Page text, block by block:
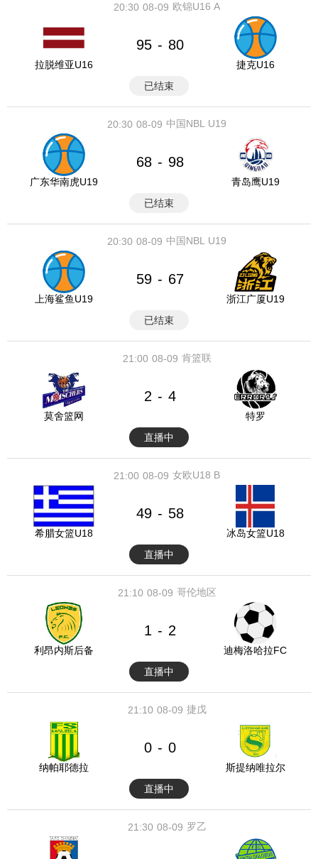
08-09
20:30 欧锦U16 A
拉脱维亚U16
95 - 80
捷克U16
已结束
08-09
20:30 中国NBL U19
广东华南虎U19
68 - 98
青岛鹰U19
已结束
08-09
20:30 中国NBL U19
上海鲨鱼U19
59 - 67
浙江广厦U19
已结束
08-09
21:00 肯篮联
莫舍篮网
2 - 4
特罗
直播中
08-09
21:00 女欧U18 B
希腊女篮U18
49 - 58
冰岛女篮U18
直播中
08-09
21:10 哥伦地区
利昂内斯后备
1 - 2
迪梅洛哈拉FC
直播中
08-09
21:10 捷戊
纳帕耶德拉
0 - 0
斯提纳唯拉尔
直播中
08-09
21:30 罗乙